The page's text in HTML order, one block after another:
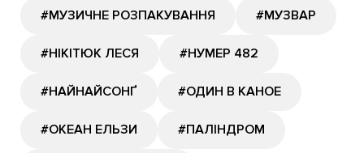
#МУЗИЧНЕ РОЗПАКУВАННЯ #МУЗВАР
#НІКІТЮК ЛЕСЯ #НУМЕР 482
#НАЙНАЙСОНҐ #ОДИН В КАНОЕ
#ОКЕАН ЕЛЬЗИ #ПАЛІНДРОМ